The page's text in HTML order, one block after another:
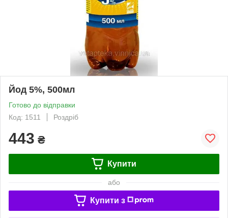
Йод 5%, 500мл
Готово до відправки
Код: 1511
Роздріб
443 ₴
Купити
або
Купити з